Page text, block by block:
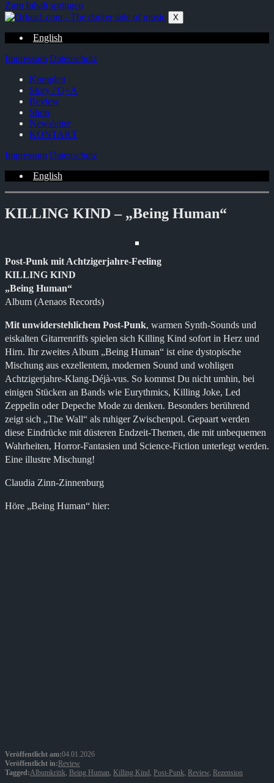
Zum Inhalt springen
X
English
Impressum Datenschutz
Komplett
Story / Q+A
Review
Shop
Newsletter
KONTAKT
Impressum Datenschutz
English
KILLING KIND – „Being Human“
Post-Punk mit Achtzigerjahre-Feeling
KILLING KIND
„Being Human“
Album (Aenaos Records)
Mit unwiderstehlichem Post-Punk, warmen Synth-Sounds und
eiskalten Gitarrenriffs spielen sich Killing Kind sofort in Herz und
Hirn. Ihr zweites Album „Being Human“ ist eine dystopische
Mischung aus exzellentem, modernen Sound und wohligen
Achtzigerjahre-Klang-Déjà-vus. So kommst Du nicht umhin, bei
einigen Stücken an Bands wie Eurythmics, Killing Joke, Led
Zeppelin oder Depeche Mode zu denken. Besonders berührend
zeigt sich „The Wall“ als ruhiger Zwischenpol. Gepaart werden
diese Eindrücke mit düsteren Endzeit-Themen, die mit unbequemen
Wahrheiten, Horror-Fantasien und Science-Fiction unterlegt werden.
Eine illustre Mischung!
Claudia Zinn-Zinnenburg
Höre „Being Human“ hier:
Veröffentlicht am:04.01.2026
Veröffentlicht in:Review
Tagged:Albumkritik, Being Human, Killing Kind, Post-Punk, Review, Rezension